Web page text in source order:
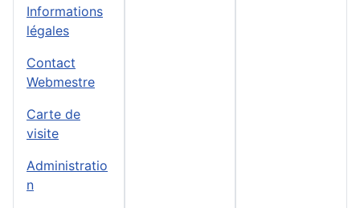
Informations
légales
Contact
Webmestre
Carte de
visite
Administratio
n